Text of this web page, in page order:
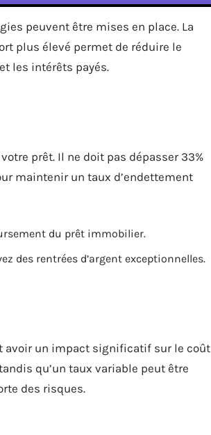
peuvent être mises en place. La
plus élevé permet de réduire le
les intérêts payés.
prêt. Il ne doit pas dépasser 33%
maintenir un taux d’endettement
du prêt immobilier.
des rentrées d’argent exceptionnelles.
avoir un impact significatif sur le coût
qu’un taux variable peut être
des risques.